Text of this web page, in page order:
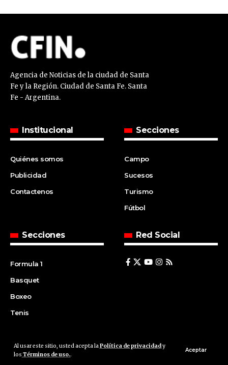
Al usar este sitio, usted acepta laPolítica de privacidady
los Términos de uso..
Aceptar
Agencia de Noticias de la ciudad de Santa
Fe y la Región. Ciudad de Santa Fe. Santa
Fe - Argentina.
Institucional
Quiénes somos
Publicidad
Contactenos
Secciones
Campo
Sucesos
Turismo
Fútbol
Secciones
Formula 1
Basquet
Boxeo
Tenis
Red Social
© 2008 | Agencia Cfin.com.ar - Santa Fe - Argentina | All rights